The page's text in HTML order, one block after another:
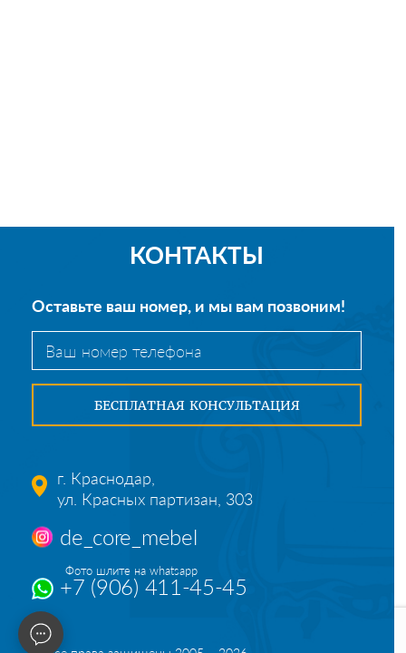
КОНТАКТЫ
Оставьте ваш номер, и мы вам позвоним!
г. Краснодар,
ул. Красных партизан, 303
de_core_mebel
Фото шлите на whatsapp
+7 (906) 411-45-45